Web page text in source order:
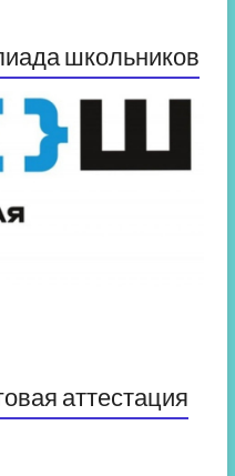
школьников
аттестация